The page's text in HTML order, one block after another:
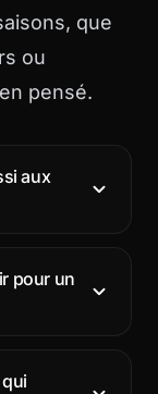
que
ou
pensé.
aux
pour un